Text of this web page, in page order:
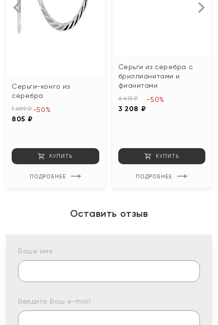
Серьги-конго из
серебра
1 609 ₽
805 ₽
-50%
КУПИТЬ
ПОДРОБНЕЕ
Серьги из серебра с
бриллианитами и
фианитами
6 415 ₽
3 208 ₽
-50%
КУПИТЬ
ПОДРОБНЕЕ
Оставить отзыв
Ваше имя:
Введите Ваш e-mail: